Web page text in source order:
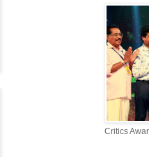
Critics